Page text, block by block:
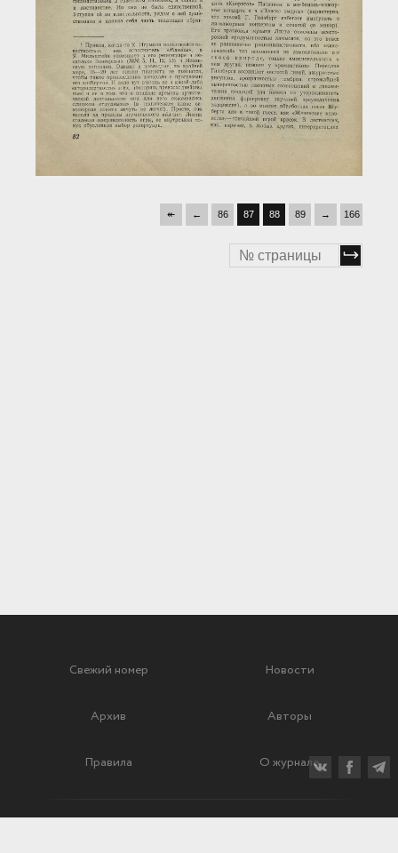
↞ ← 86 87 88 89 → 166
Свежий номер Новости
Архив Авторы
Правила О журнале